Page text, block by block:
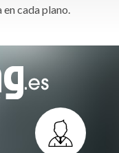
cada plano.